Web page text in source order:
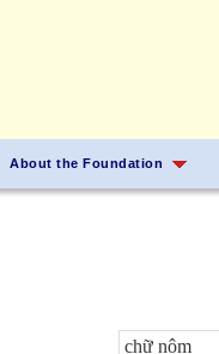
About the Foundation